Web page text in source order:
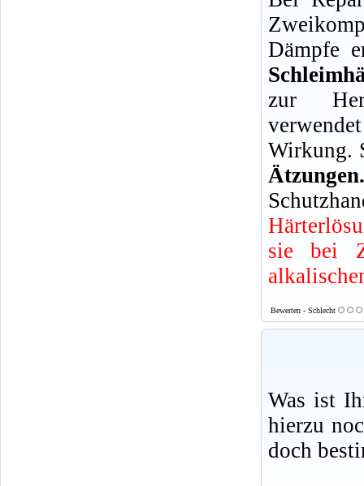
Dämpfe
zur
Wirkung.
sie bei
Bewerten - Schlecht
Was ist
hierzu
doch